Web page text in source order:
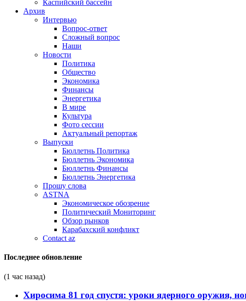
Каспийский бассейн
Архив
Интервью
Вопрос-ответ
Сложный вопрос
Наши
Новости
Политика
Общество
Экономика
Финансы
Энергетика
В мире
Культура
Фото сессии
Актуальный репортаж
Выпуски
Бюллетнь Политика
Бюллетнь Экономика
Бюллетнь Финансы
Бюллетнь Энергетика
Прошу слова
ASTNA
Экономическое обозрение
Политический Мониторинг
Обзор рынков
Карабахский конфликт
Contact az
Последнее обновление
(1 час назад)
Хиросима 81 год спустя: уроки ядерного оружия,